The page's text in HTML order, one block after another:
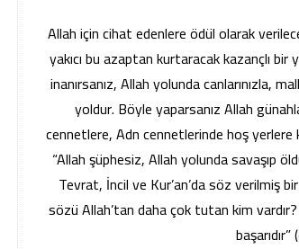
Allah için cihat edenlere ödül olarak
yakıcı bu azaptan kurtaracak kazançlı
inanırsanız, Allah yolunda canlarınızla,
yoldur. Böyle yaparsanız Allah
cennetlere, Adn cennetlerinde hoş
“Allah şüphesiz, Allah yolunda savaşıp
Tevrat, İncil ve Kur’an’da söz verilmiş
sözü Allah’tan daha çok tutan kim